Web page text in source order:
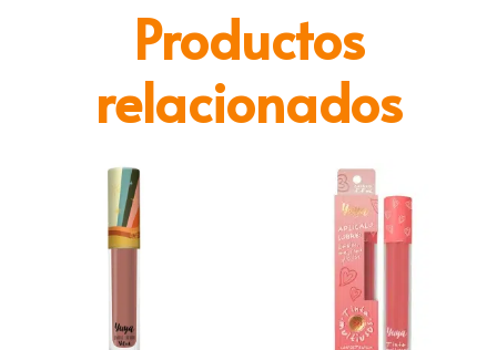
Productos
relacionados